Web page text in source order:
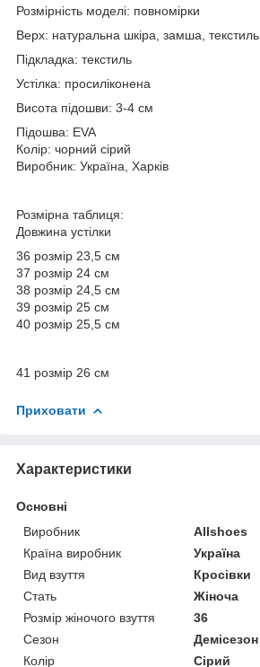
Розмірність моделі: повномірки
Верх: натуральна шкіра, замша, текстиль
Підкладка: текстиль
Устілка: просиліконена
Висота підошви: 3-4 см
Підошва: EVA
Колір: чорний сірий
Виробник: Україна, Харків
Розмірна таблиця:
Довжина устілки
36 розмір 23,5 см
37 розмір 24 см
38 розмір 24,5 см
39 розмір 25 см
40 розмір 25,5 см
41 розмір 26 см
Приховати
Характеристики
Основні
Виробник
Allshoes
Країна виробник
Україна
Вид взуття
Кросівки
Стать
Жіноча
Розмір жіночого взуття
36
Сезон
Демісезон
Колір
Сірий